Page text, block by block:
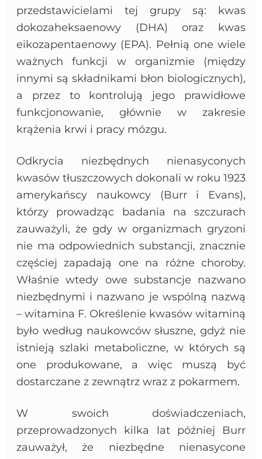
przedstawicielami tej grupy są: kwas
dokozaheksaenowy (DHA) oraz kwas
eikozapentaenowy (EPA). Pełnią one wiele
ważnych funkcji w organizmie (między
innymi są składnikami błon biologicznych),
a przez to kontrolują jego prawidłowe
funkcjonowanie, głównie w zakresie
krążenia krwi i pracy mózgu.
Odkrycia niezbędnych nienasyconych
kwasów tłuszczowych dokonali w roku 1923
amerykańscy naukowcy (Burr i Evans),
którzy prowadząc badania na szczurach
zauważyli, że gdy w organizmach gryzoni
nie ma odpowiednich substancji, znacznie
częściej zapadają one na różne choroby.
Właśnie wtedy owe substancje nazwano
niezbędnymi i nazwano je wspólną nazwą
– witamina F. Określenie kwasów witaminą
było według naukowców słuszne, gdyż nie
istnieją szlaki metaboliczne, w których są
one produkowane, a więc muszą być
dostarczane z zewnątrz wraz z pokarmem.
W swoich doświadczeniach,
przeprowadzonych kilka lat później Burr
zauważył, że niezbędne nienasycone